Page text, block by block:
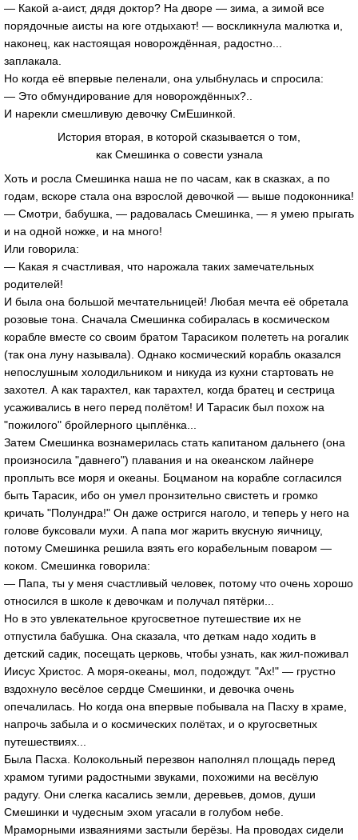
— Какой а-аист, дядя доктор? На дворе — зима, а зимой все
порядочные аисты на юге отдыхают! — воскликнула малютка и,
наконец, как настоящая новорождённая, радостно...
заплакала.
Но когда её впервые пеленали, она улыбнулась и спросила:
— Это обмундирование для новорождённых?..
И нарекли смешливую девочку СмЕшинкой.
История вторая, в которой сказывается о том,
как Смешинка о совести узнала
Хоть и росла Смешинка наша не по часам, как в сказках, а по
годам, вскоре стала она взрослой девочкой — выше подоконника!
— Смотри, бабушка, — радовалась Смешинка, — я умею прыгать
и на одной ножке, и на много!
Или говорила:
— Какая я счастливая, что нарожала таких замечательных
родителей!
И была она большой мечтательницей! Любая мечта её обретала
розовые тона. Сначала Смешинка собиралась в космическом
корабле вместе со своим братом Тарасиком полететь на рогалик
(так она луну называла). Однако космический корабль оказался
непослушным холодильником и никуда из кухни стартовать не
захотел. А как тарахтел, как тарахтел, когда братец и сестрица
усаживались в него перед полётом! И Тарасик был похож на
"пожилого" бройлерного цыплёнка...
Затем Смешинка вознамерилась стать капитаном дальнего (она
произносила "давнего") плавания и на океанском лайнере
проплыть все моря и океаны. Боцманом на корабле согласился
быть Тарасик, ибо он умел пронзительно свистеть и громко
кричать "Полундра!" Он даже остригся наголо, и теперь у него на
голове буксовали мухи. А папа мог жарить вкусную яичницу,
потому Смешинка решила взять его корабельным поваром —
коком. Смешинка говорила:
— Папа, ты у меня счастливый человек, потому что очень хорошо
относился в школе к девочкам и получал пятёрки...
Но в это увлекательное кругосветное путешествие их не
отпустила бабушка. Она сказала, что деткам надо ходить в
детский садик, посещать церковь, чтобы узнать, как жил-поживал
Иисус Христос. А моря-океаны, мол, подождут. "Ах!" — грустно
вздохнуло весёлое сердце Смешинки, и девочка очень
опечалилась. Но когда она впервые побывала на Пасху в храме,
напрочь забыла и о космических полётах, и о кругосветных
путешествиях...
Была Пасха. Колокольный перезвон наполнял площадь перед
храмом тугими радостными звуками, похожими на весёлую
радугу. Они слегка касались земли, деревьев, домов, души
Смешинки и чудесным эхом угасали в голубом небе.
Мраморными изваяниями застыли берёзы. На проводах сидели